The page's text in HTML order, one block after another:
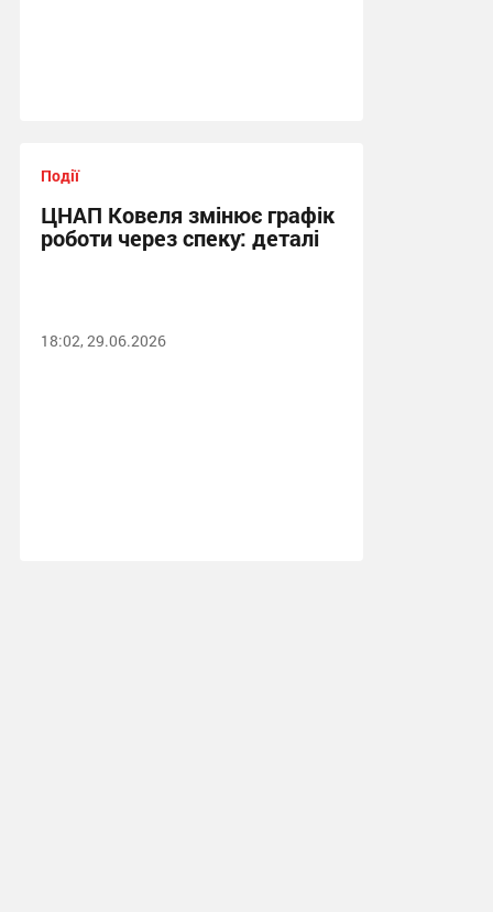
Події
ЦНАП Ковеля змінює графік
роботи через спеку: деталі
18:02, 29.06.2026